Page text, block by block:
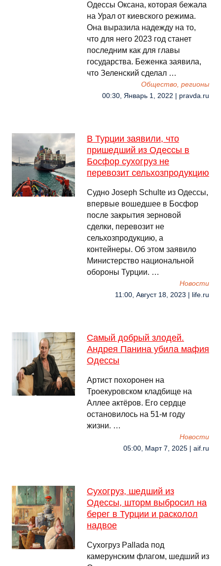
Одессы Оксана, которая бежала
на Урал от киевского режима.
Она выразила надежду на то,
что для него 2023 год станет
последним как для главы
государства. Беженка заявила,
что Зеленский сделал …
Общество, регионы
00:30, Январь 1, 2022 | pravda.ru
В Турции заявили, что
пришедший из Одессы в
Босфор сухогруз не
перевозит сельхозпродукцию
Судно Joseph Schulte из Одессы,
впервые вошедшее в Босфор
после закрытия зерновой
сделки, перевозит не
сельхозпродукцию, а
контейнеры. Об этом заявило
Министерство национальной
обороны Турции. …
Новости
11:00, Август 18, 2023 | life.ru
Самый добрый злодей.
Андрея Панина убила мафия
Одессы
Артист похоронен на
Троекуровском кладбище на
Аллее актёров. Его сердце
остановилось на 51-м году
жизни. …
Новости
05:00, Март 7, 2025 | aif.ru
Сухогруз, шедший из
Одессы, шторм выбросил на
берег в Турции и расколол
надвое
Сухогруз Pallada под
камерунским флагом, шедший из